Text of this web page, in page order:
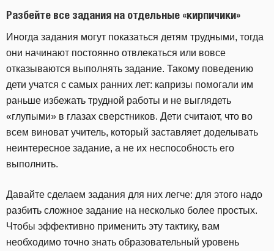
Разбейте все задания на отдельные «кирпичики»
Иногда задания могут показаться детям трудными, тогда
они начинают постоянно отвлекаться или вовсе
отказываются выполнять задание. Такому поведению
дети учатся с самых ранних лет: капризы помогали им
раньше избежать трудной работы и не выглядеть
«глупыми» в глазах сверстников. Дети считают, что во
всем виноват учитель, который заставляет доделывать
неинтересное задание, а не их неспособность его
выполнить.
Давайте сделаем задания для них легче: для этого надо
разбить сложное задание на несколько более простых.
Чтобы эффективно применить эту тактику, вам
необходимо точно знать образовательный уровень